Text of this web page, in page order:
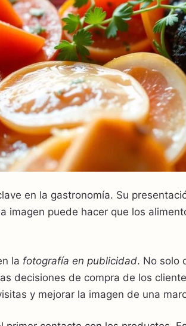
en la gastronomía. Su
imagen puede hacer que los
la fotografía en publicidad. No solo
decisiones de compra de los
y mejorar la imagen de una